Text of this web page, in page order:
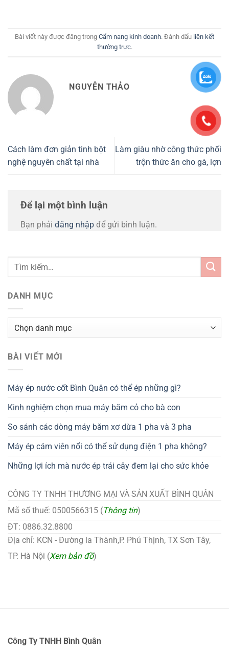
Bài viết này được đăng trong Cẩm nang kinh doanh. Đánh dấu liên kết
thường trực.
NGUYỄN THẢO
Cách làm đơn giản tinh bột
nghệ nguyên chất tại nhà
Làm giàu nhờ công thức phối
trộn thức ăn cho gà, lợn
Để lại một bình luận
Bạn phải đăng nhập để gửi bình luận.
DANH MỤC
Danh
BÀI VIẾT MỚI
Máy ép nước cốt Bình Quân có thể ép những gì?
Kinh nghiệm chọn mua máy băm cỏ cho bà con
So sánh các dòng máy băm xơ dừa 1 pha và 3 pha
Máy ép cám viên nổi có thể sử dụng điện 1 pha không?
Những lợi ích mà nước ép trái cây đem lại cho sức khỏe
CÔNG TY TNHH THƯƠNG MẠI VÀ SẢN XUẤT BÌNH QUÂN
Mã số thuế: 0500566315 (Thông tin)
ĐT: 0886.32.8800
Địa chỉ: KCN - Đường la Thành,P. Phú Thịnh, TX Sơn Tây,
TP. Hà Nội (Xem bản đồ)
Công Ty TNHH Bình Quân